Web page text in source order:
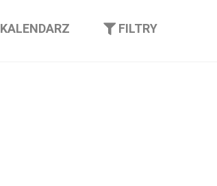
KALENDARZ FILTRY